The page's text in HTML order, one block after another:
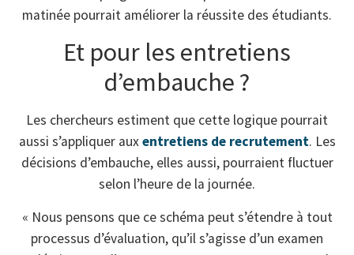
matinée pourrait améliorer la réussite des étudiants.
Et pour les entretiens
d’embauche ?
Les chercheurs estiment que cette logique pourrait
aussi s’appliquer auxentretiens de recrutement. Les
décisions d’embauche, elles aussi, pourraient fluctuer
selon l’heure de la journée.
« Nous pensons que ce schéma peut s’étendre à tout
processus d’évaluation, qu’il s’agisse d’un examen